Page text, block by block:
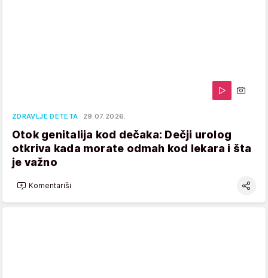
ZDRAVLJE DETETA 29.07.2026.
Otok genitalija kod dečaka: Dečji urolog
otkriva kada morate odmah kod lekara i šta
je važno
Komentariši